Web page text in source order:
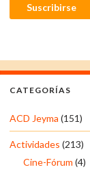
Suscribirse
CATEGORÍAS
ACD Jeyma (151)
Actividades (213)
Cine-Fórum (4)